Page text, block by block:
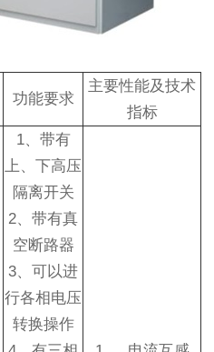
功能要求
主要性能及技术
指标
1、带有
上、下高压
隔离开关
2、带有真
空断路器
3、可以进
行各相电压
转换操作